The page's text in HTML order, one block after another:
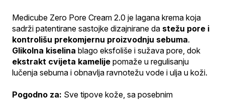
Medicube Zero Pore Cream 2.0 je lagana krema koja
sadrži patentirane sastojke dizajnirane da stežu pore i
kontrolišu prekomjernu proizvodnju sebuma
Glikolna kiselina
ekstrakt cvijeta kamelije pomaže u regulisanju
lučenja sebuma i obnavlja ravnotežu vode i ulja u koži.
Pogodno za: Sve tipove kože, sa posebnim